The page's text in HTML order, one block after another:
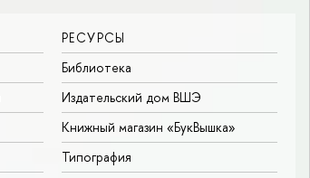
РЕСУРСЫ
Библиотека
Издательский дом ВШЭ
Книжный магазин «БукВышка»
Типография